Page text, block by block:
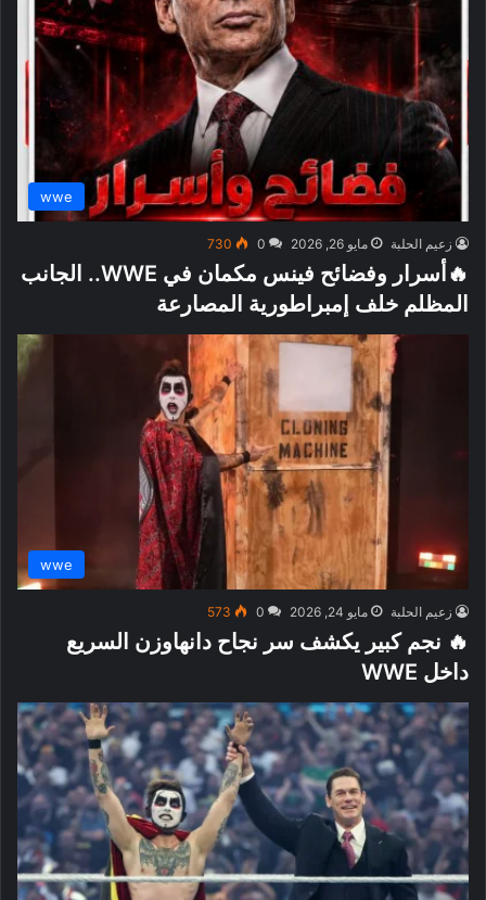
wwe
زعيم الحلبة مايو 26, 2026 0
730
🔥أسرار وفضائح فينس مكمان في WWE.. الجانب
المظلم خلف إمبراطورية المصارعة
wwe
زعيم الحلبة مايو 24, 2026 0
573
🔥 نجم كبير يكشف سر نجاح دانهاوزن السريع
داخل WWE